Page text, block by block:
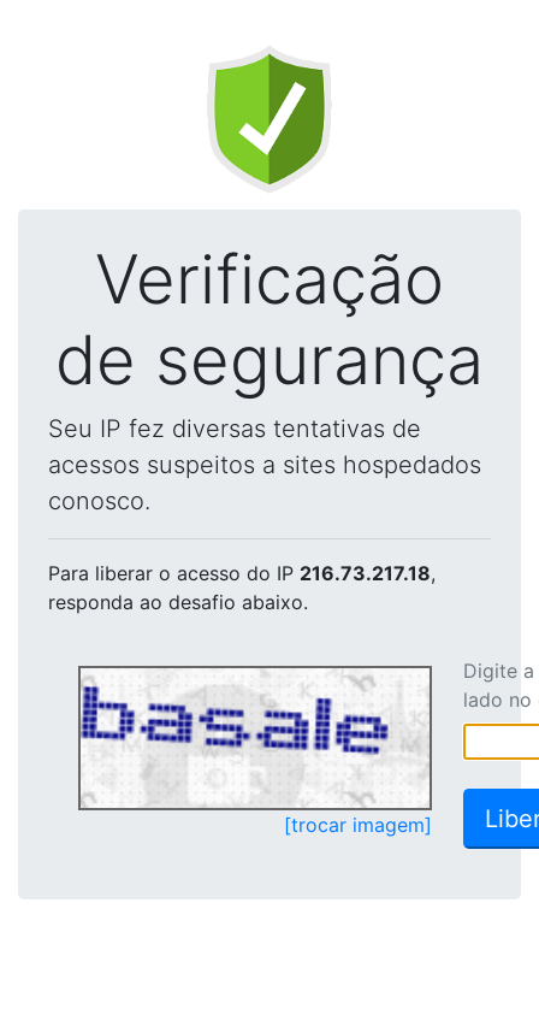
Verificação
de segurança
Seu IP fez diversas tentativas de
acessos suspeitos a sites hospedados
conosco.
Para liberar o acesso do IP 216.73.217.18,
responda ao desafio abaixo.
[trocar imagem]
Digite
lado no